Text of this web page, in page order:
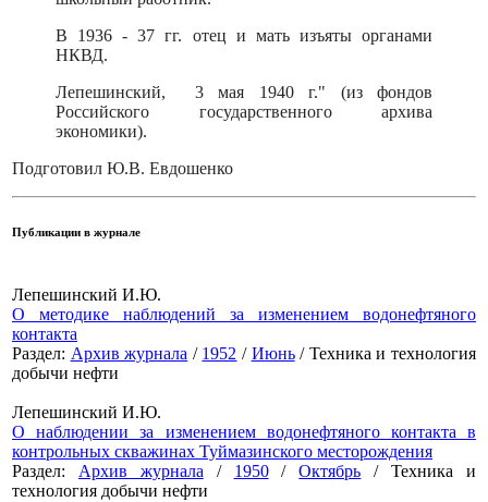
В 1936 - 37 гг. отец и мать изъяты органами
НКВД.
Лепешинский, 3 мая 1940 г." (из фондов
Российского государственного архива
экономики).
Подготовил Ю.В. Евдошенко
Публикации в журнале
Лепешинский И.Ю.
О методике наблюдений за изменением водонефтяного
контакта
Раздел: Архив журнала / 1952 / Июнь/ Техника и технология
добычи нефти
Лепешинский И.Ю.
О наблюдении за изменением водонефтяного контакта в
контрольных скважинах Туймазинского месторождения
Раздел: Архив журнала / 1950/Октябрь / Техника и
технология добычи нефти